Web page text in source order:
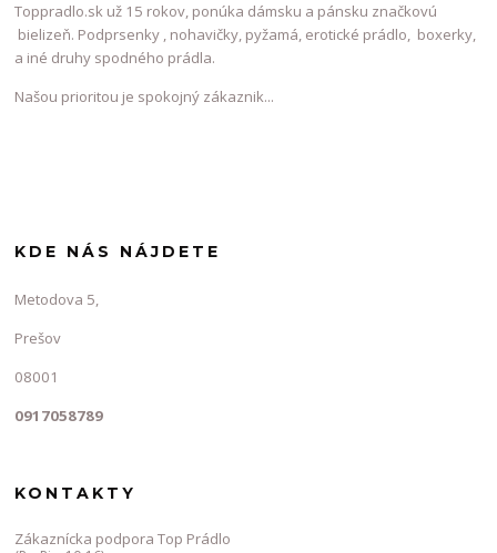
Toppradlo.sk už 15 rokov, ponúka dámsku a pánsku značkovú
bielizeň. Podprsenky , nohavičky, pyžamá, erotické prádlo, boxerky,
a iné druhy spodného prádla.
Našou prioritou je spokojný zákaznik...
KDE NÁS NÁJDETE
Metodova 5,
Prešov
08001
0917058789
KONTAKTY
Zákaznícka podpora Top Prádlo